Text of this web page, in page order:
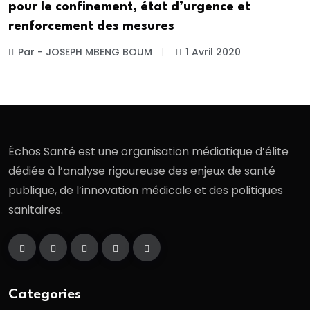
pour le confinement, état d’urgence et
renforcement des mesures
Par - JOSEPH MBENG BOUM 1 Avril 2020
Échos Santé est une organisation médiatique d’élite
dédiée à l’analyse rigoureuse des enjeux de santé
publique, de l’innovation médicale et des politiques
sanitaires.
Categories